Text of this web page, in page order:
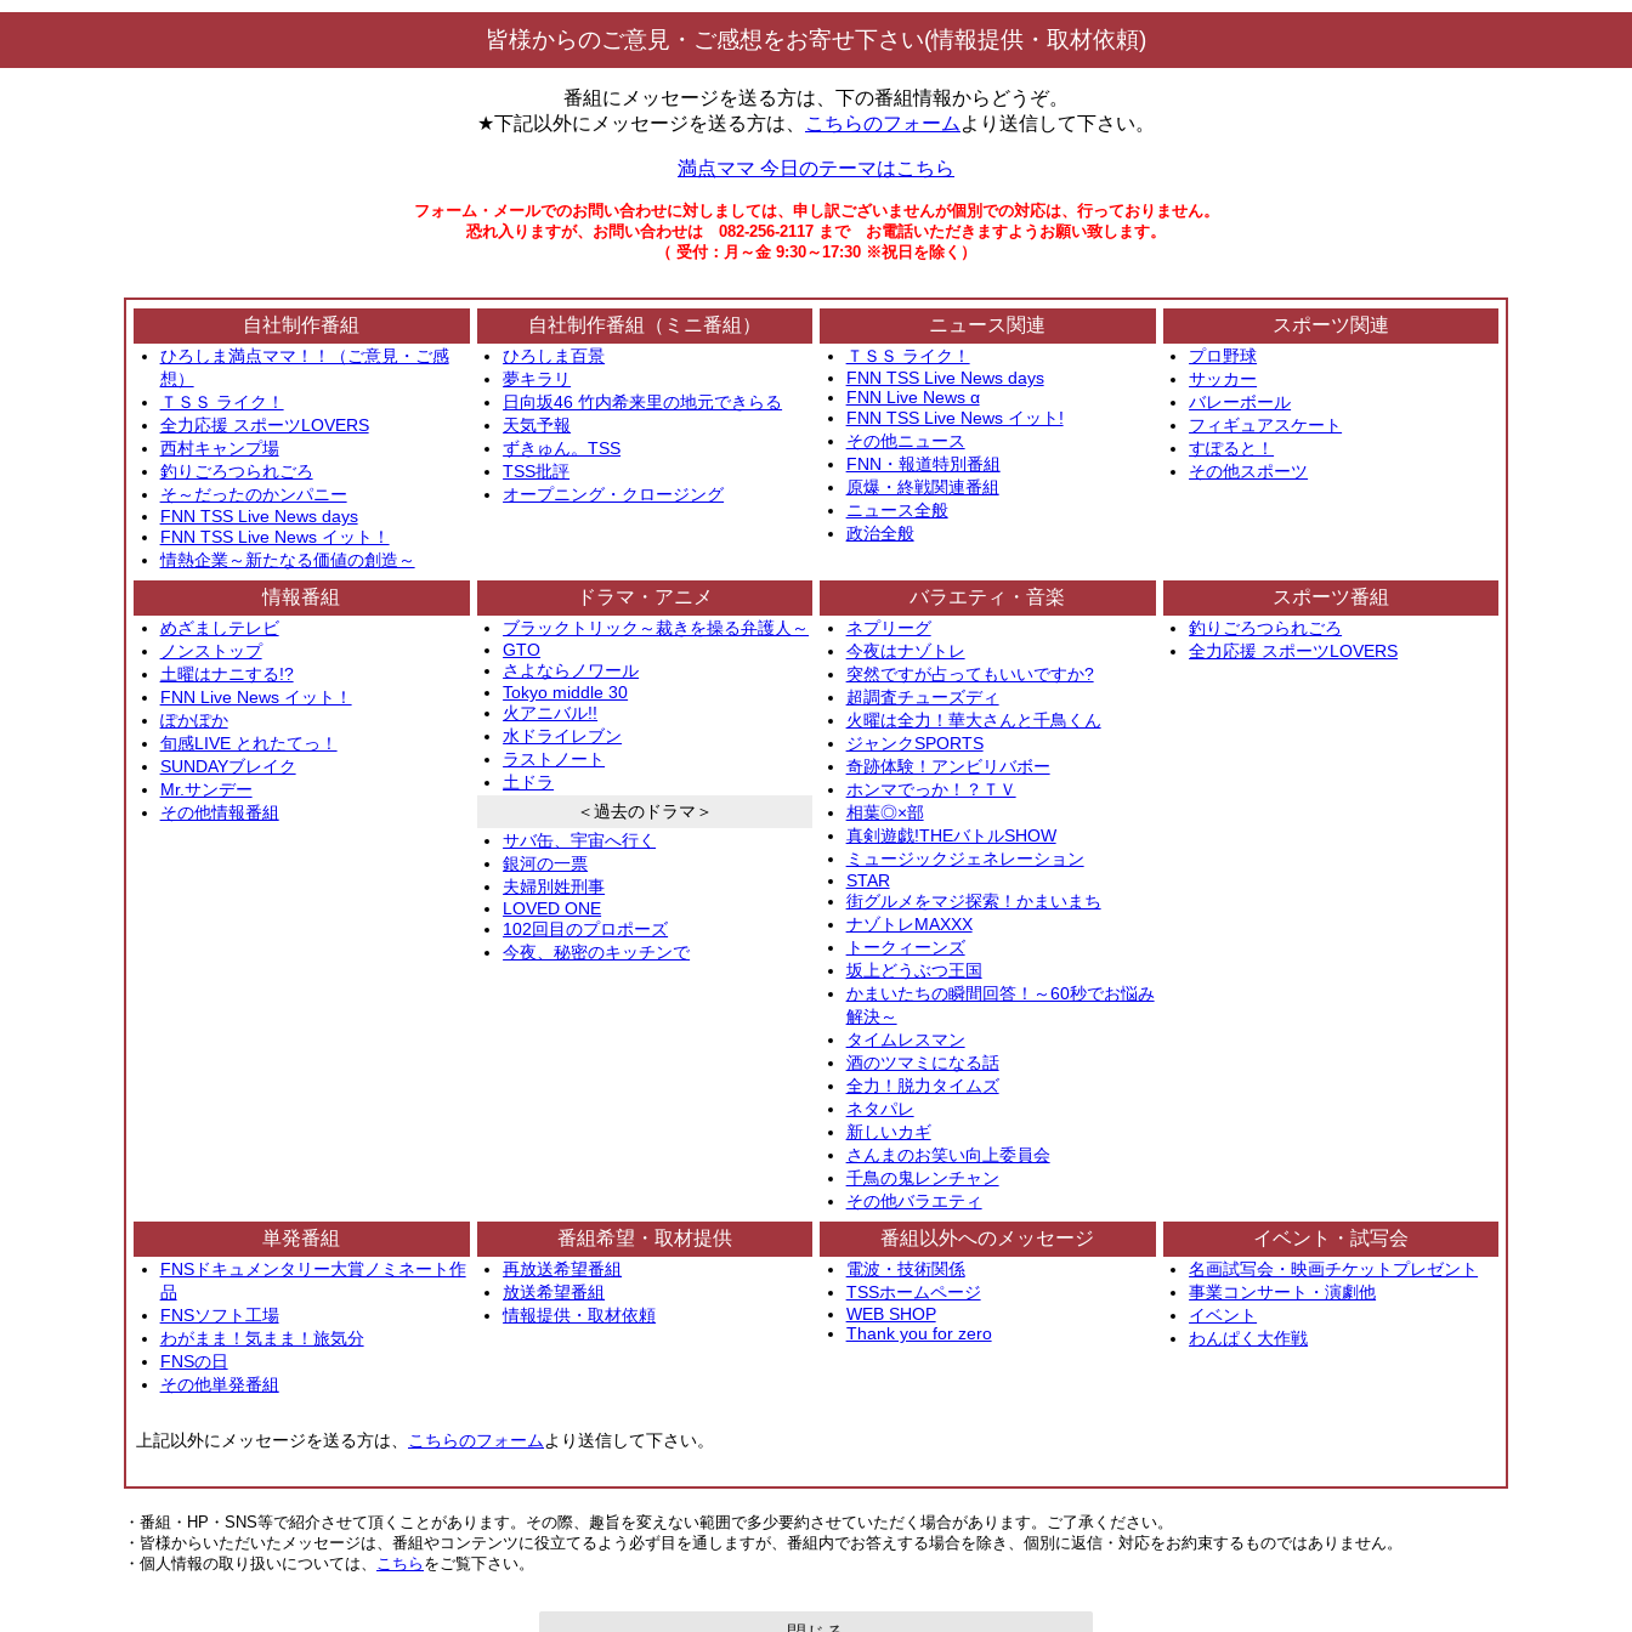
皆様からのご意見・ご感想をお寄せ下さい(情報提供・取材依頼)
番組にメッセージを送る方は、下の番組情報からどうぞ。
★下記以外にメッセージを送る方は、
こちらのフォーム より送信して下さい。
満点ママ 今日のテーマはこちら
フォーム・メールでのお問い合わせに対しましては、申し訳ございませんが個別での対応は、行っておりません。
恐れ入りますが、お問い合わせは 082-256-2117 まで お電話いただきますようお願い致します。
（ 受付：月～金 9:30～17:30 ※祝日を除く）
自社制作番組
ひろしま満点ママ！！（ご意見・ご感
想）
ＴＳＳ ライク！
全力応援 スポーツLOVERS
西村キャンプ場
釣りごろつられごろ
そ～だったのかンパニー
FNN TSS Live News days
FNN TSS Live News イット！
情熱企業～新たなる価値の創造～
自社制作番組（ミニ番組）
ひろしま百景
夢キラリ
日向坂46 竹内希来里の地元できらる
天気予報
ずきゅん。TSS
TSS批評
オープニング・クロージング
ニュース関連
ＴＳＳ ライク！
FNN TSS Live News days
FNN Live News α
FNN TSS Live News イット!
その他ニュース
FNN・報道特別番組
原爆・終戦関連番組
ニュース全般
政治全般
スポーツ関連
プロ野球
サッカー
バレーボール
フィギュアスケート
すぽると！
その他スポーツ
情報番組
めざましテレビ
ノンストップ
土曜はナニする!?
FNN Live News イット！
ぽかぽか
旬感LIVE とれたてっ！
SUNDAYブレイク
Mr.サンデー
その他情報番組
ドラマ・アニメ
ブラックトリック～裁きを操る弁護人～
GTO
さよならノワール
Tokyo middle 30
火アニバル!!
水ドライレブン
ラストノート
土ドラ
＜過去のドラマ＞
サバ缶、宇宙へ行く
銀河の一票
夫婦別姓刑事
LOVED ONE
102回目のプロポーズ
今夜、秘密のキッチンで
バラエティ・音楽
ネプリーグ
今夜はナゾトレ
突然ですが占ってもいいですか?
超調査チューズディ
火曜は全力！華大さんと千鳥くん
ジャンクSPORTS
奇跡体験！アンビリバボー
ホンマでっか！？ＴＶ
相葉◎×部
真剣遊戯!THEバトルSHOW
ミュージックジェネレーション
STAR
街グルメをマジ探索！かまいまち
ナゾトレMAXXX
トークィーンズ
坂上どうぶつ王国
かまいたちの瞬間回答！～60秒でお悩み
解決～
タイムレスマン
酒のツマミになる話
全力！脱力タイムズ
ネタパレ
新しいカギ
さんまのお笑い向上委員会
千鳥の鬼レンチャン
その他バラエティ
スポーツ番組
釣りごろつられごろ
全力応援 スポーツLOVERS
単発番組
FNSドキュメンタリー大賞ノミネート作
品
FNSソフト工場
わがまま！気まま！旅気分
FNSの日
その他単発番組
番組希望・取材提供
再放送希望番組
放送希望番組
情報提供・取材依頼
番組以外へのメッセージ
電波・技術関係
TSSホームページ
WEB SHOP
Thank you for zero
イベント・試写会
名画試写会・映画チケットプレゼント
事業コンサート・演劇他
イベント
わんぱく大作戦
上記以外にメッセージを送る方は、 こちらのフォームより送信して下さい。
・番組・HP・SNS等で紹介させて頂くことがあります。その際、趣旨を変えない範囲で多少要約させていただく場合があります。ご了承ください。
・皆様からいただいたメッセージは、番組やコンテンツに役立てるよう必ず目を通しますが、番組内でお答えする場合を除き、個別に返信・対応をお約束するものではありません。
・個人情報の取り扱いについては、
こちら をご覧下さい。